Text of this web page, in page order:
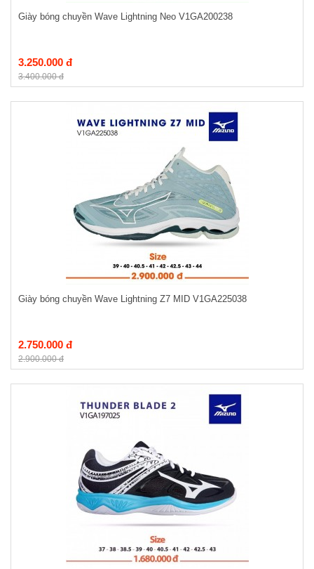
Giày bóng chuyền Wave Lightning Neo V1GA200238
3.250.000 đ
3.400.000 đ
Giày bóng chuyền Wave Lightning Z7 MID V1GA225038
2.750.000 đ
2.900.000 đ